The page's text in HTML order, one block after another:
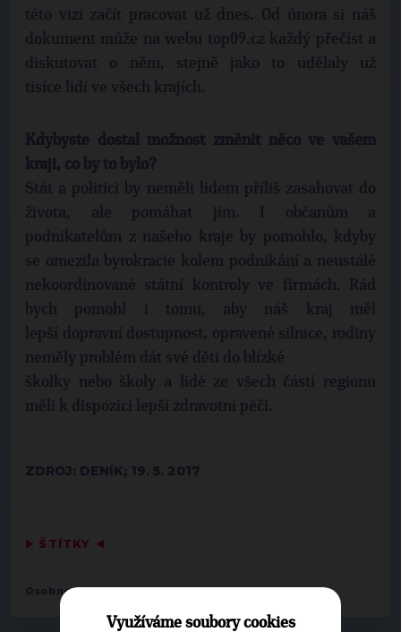
této vizi začít pracovat už dnes. Od února si náš
dokument může na webu top09.cz každý přečíst a
diskutovat o něm, stejně jako to udělaly už
tisíce lidí ve všech krajích.
Kdybyste dostal možnost změnit něco ve vašem
kraji, co by to bylo?
Stát a politici by neměli lidem příliš zasahovat do
života, ale pomáhat jim. I občanům a
podnikatelům z našeho kraje by pomohlo, kdyby
se omezila byrokracie kolem podnikání a neustálé
nekoordinované státní kontroly ve firmách. Rád
bych pomohl i tomu, aby náš kraj měl
lepší dopravní dostupnost, opravené silnice, rodiny
neměly problém dát své děti do blízké
školky nebo školy a lidé ze všech částí regionu
měli k dispozici lepší zdravotní péči.
ZDROJ: DENÍK; 19. 5. 2017
▶ ŠTÍTKY ◀
Osobnosti: Jan Jakob
Využíváme soubory cookies